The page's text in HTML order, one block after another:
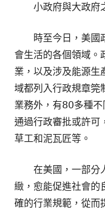
小政府與大政府
時至今日，美國政
會生活的各個領域。
業，以及涉及能源生
域都列入行政規章筦
業務外，有80多種
通過行政審批或許可
草工和泥瓦匠等。
在美國，一部分人
緻，愈能促進社會的
確的行業規範，從而